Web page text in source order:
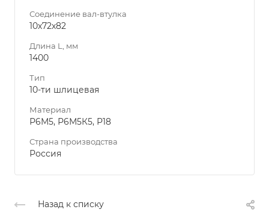
Соединение вал-втулка
10х72х82
Длина L, мм
1400
Тип
10-ти шлицевая
Материал
Р6М5, Р6М5К5, Р18
Страна производства
Россия
Назад к списку